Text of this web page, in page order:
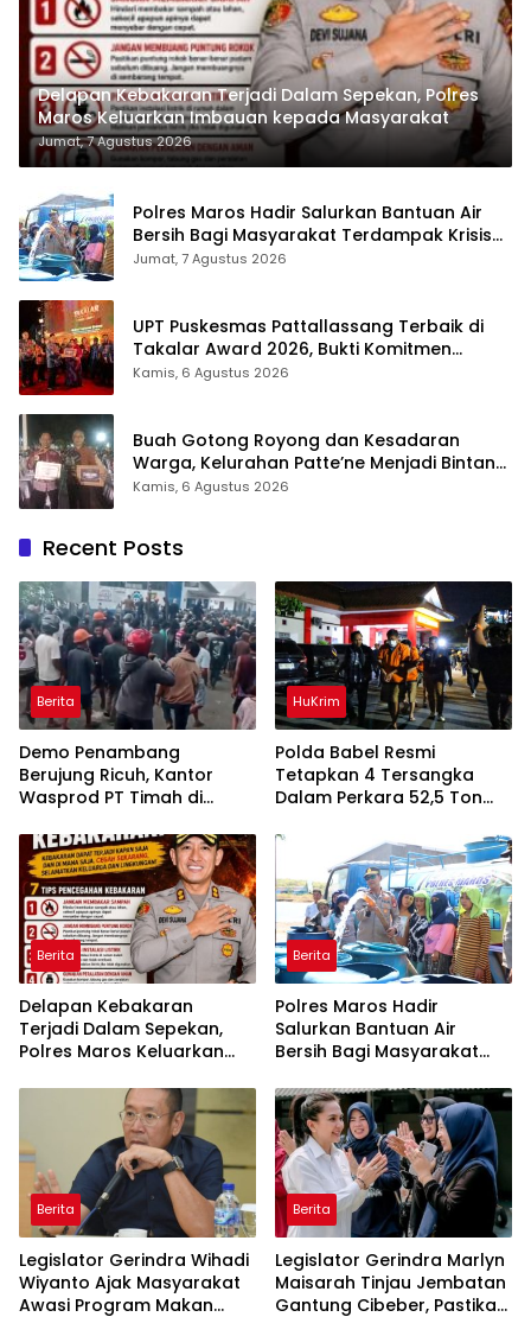
Delapan Kebakaran Terjadi Dalam Sepekan, Polres
Maros Keluarkan Imbauan kepada Masyarakat
Jumat, 7 Agustus 2026
Polres Maros Hadir Salurkan Bantuan Air
Bersih Bagi Masyarakat Terdampak Krisis
Air Bersih Di Maros
Jumat, 7 Agustus 2026
UPT Puskesmas Pattallassang Terbaik di
Takalar Award 2026, Bukti Komitmen
Hadirkan Pelayanan Kesehatan Berkualitas
Kamis, 6 Agustus 2026
Buah Gotong Royong dan Kesadaran
Warga, Kelurahan Patte’ne Menjadi Bintang
Takalar Award 2026
Kamis, 6 Agustus 2026
Recent Posts
Berita
Demo Penambang
Berujung Ricuh, Kantor
Wasprod PT Timah di
HuKrim
Polda Babel Resmi
Tetapkan 4 Tersangka
Dalam Perkara 52,5 Ton
Belitung
Berita
Delapan Kebakaran
Terjadi Dalam Sepekan,
Polres Maros Keluarkan
Masyarakat
Berita
Polres Maros Hadir
Salurkan Bantuan Air
Bersih Bagi Masyarakat
Di Maros
Berita
Legislator Gerindra Wihadi
Wiyanto Ajak Masyarakat
Awasi Program Makan
Berita
Legislator Gerindra Marlyn
Maisarah Tinjau Jembatan
Gantung Cibeber, Pastikan